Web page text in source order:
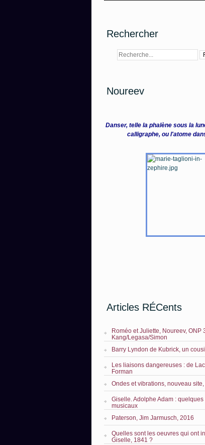
Rechercher
Noureev
Danser, telle la phalène sous la
calligraphe, ou l'atome
Articles RÉCents
Roméo et Juliette, Noureev, ONP
Kang/Legasa/Simon
Barry Lyndon de Kubrick, un
Les liaisons dangereuses : de
Forman
Ondes et vibrations, nouveau
Giselle. Adolphe Adam :
musicaux
Paterson, Jim Jarmusch, 2016
Quelles sont les oeuvres qui ont
Giselle, 1841 ?